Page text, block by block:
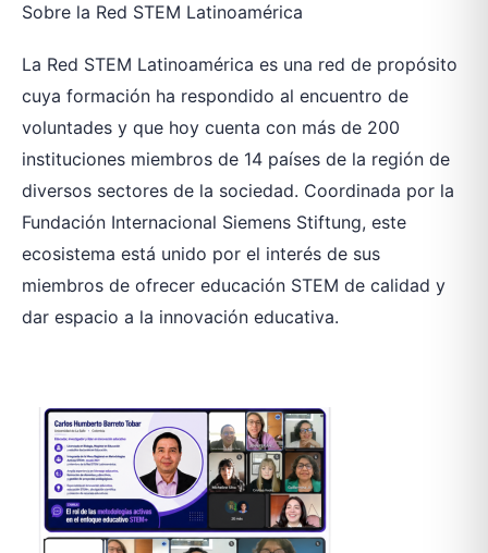
Sobre la Red STEM Latinoamérica
La Red STEM Latinoamérica es una red de propósito
cuya formación ha respondido al encuentro de
voluntades y que hoy cuenta con más de 200
instituciones miembros de 14 países de la región de
diversos sectores de la sociedad. Coordinada por la
Fundación Internacional Siemens Stiftung, este
ecosistema está unido por el interés de sus
miembros de ofrecer educación STEM de calidad y
dar espacio a la innovación educativa.